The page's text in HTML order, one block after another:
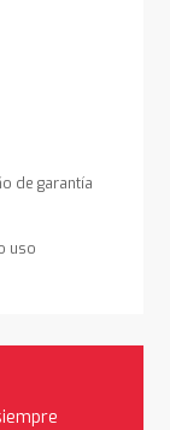
de garantía
uso